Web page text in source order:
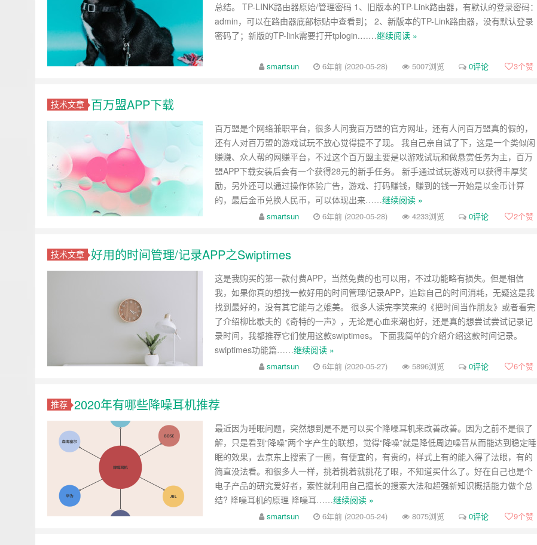
总结。 TP-LINK路由器原始/管理密码 1、旧版本的TP-Link路由器，有默认的登录密码：
admin，可以在路由器底部标贴中查看到； 2、新版本的TP-Link路由器，没有默认登录
密码了；新版的TP-link需要打开tplogin.……继续阅读 »
smartsun 6年前 (2020-05-28) 5007浏览 0评论 3个赞
技术文章 百万盟APP下载
百万盟是个网络兼职平台，很多人问我百万盟的官方网址，还有人问百万盟真的假的，
还有人对百万盟的游戏试玩不放心觉得提不了现。 我自己亲自试了下，这是一个类似闲
赚赚、众人帮的网赚平台，不过这个百万盟主要是以游戏试玩和做悬赏任务为主，百万
盟APP下载安装后会有一个获得28元的新手任务。 新手通过试玩游戏可以获得丰厚奖
励，另外还可以通过操作体验广告，游戏、打码赚钱，赚到的钱一开始是以金币计算
的，最后金币兑换人民币，可以体现出来……继续阅读 »
smartsun 6年前 (2020-05-28) 4233浏览 0评论 2个赞
技术文章 好用的时间管理/记录APP之Swiptimes
这是我购买的第一款付费APP，当然免费的也可以用，不过功能略有损失。但是相信
我，如果你真的想找一款好用的时间管理/记录APP，追踪自己的时间消耗，无疑这是我
找到最好的，没有其它能与之媲美。 很多人读完李笑来的《把时间当作朋友》或者看完
了介绍柳比歇夫的《奇特的一声》，无论是心血来潮也好，还是真的想尝试尝试记录记
录时间，我都推荐它们使用这款swiptimes。 下面我简单的介绍介绍这款时间记录。
swiptimes功能篇……继续阅读 »
smartsun 6年前 (2020-05-27) 5896浏览 0评论 6个赞
推荐 2020年有哪些降噪耳机推荐
最近因为睡眠问题，突然想到是不是可以买个降噪耳机来改善改善。因为之前不是很了
解，只是看到“降噪”两个字产生的联想，觉得“降噪”就是降低周边噪音从而能达到稳定睡
眠的效果，去京东上搜索了一圈，有便宜的，有贵的，样式上有的能入得了法眼，有的
简直没法看。和很多人一样，挑着挑着就挑花了眼，不知道买什么了。好在自己也是个
电子产品的研究爱好者，索性就利用自己擅长的搜索大法和超强新知识概括能力做个总
结? 降噪耳机的原理 降噪耳……继续阅读 »
smartsun 6年前 (2020-05-24) 8075浏览 0评论 9个赞